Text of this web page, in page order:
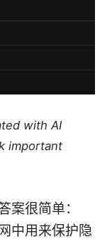
with AI
important
很简单：
中用来保护隐